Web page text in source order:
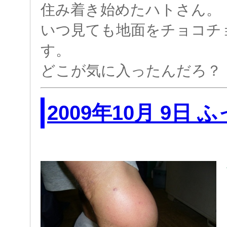
住み着き始めたハトさん。
いつ見ても地面をチョコ
す。
どこが気に入ったんだろ？
2009年10月 9日 ふ